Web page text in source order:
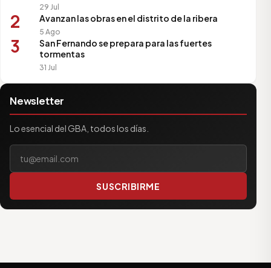
29 Jul
2 Avanzan las obras en el distrito de la ribera
5 Ago
3
San Fernando se prepara para las fuertes
tormentas
31 Jul
Newsletter
Lo esencial del GBA, todos los días.
SUSCRIBIRME